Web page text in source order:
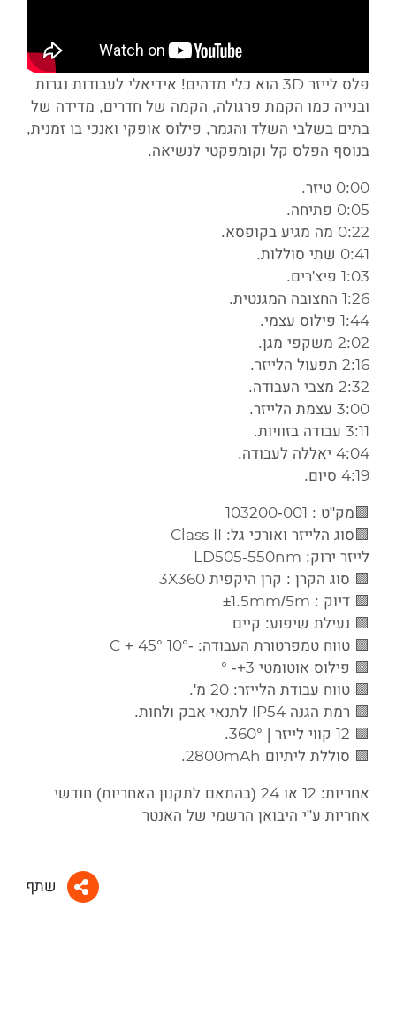
פלס לייזר 3D הוא כלי מדהים! אידיאלי לעבודות נגרות
ובנייה כמו הקמת פרגולה, הקמה של חדרים, מדידה של
בתים בשלבי השלד והגמר, פילוס אופקי ואנכי בו זמנית,
בנוסף הפלס קל וקומפקטי לנשיאה.
0:00 טיזר.
0:05 פתיחה.
0:22 מה מגיע בקופסא.
0:41 שתי סוללות.
1:03 פיצ'רים.
1:26 החצובה המגנטית.
1:44 פילוס עצמי.
2:02 משקפי מגן.
2:16 תפעול הלייזר.
2:32 מצבי העבודה.
3:00 עצמת הלייזר.
3:11 עבודה בזוויות.
4:04 יאללה לעבודה.
4:19 סיום.
🟩מק"ט : 103200-001
🟩סוג הלייזר ואורכי גל: Class II
לייזר ירוק: LD505-550nm
🟩 סוג הקרן : קרן היקפית 3X360
🟩 דיוק : ±1.5mm/5m
🟩 נעילת שיפוע: קיים
🟩 טווח טמפרטורת העבודה: -10° C + 45°
🟩 פילוס אוטומטי 3+- °
🟩 טווח עבודת הלייזר: 20 מ'.
🟩 רמת הגנה IP54 לתנאי אבק ולחות.
🟩 12 קווי לייזר | 360°.
🟩 סוללת ליתיום 2800mAh.
אחריות: 12 או 24 (בהתאם לתקנון האחריות) חודשי
אחריות ע"י היבואן הרשמי של האנטר
שתף